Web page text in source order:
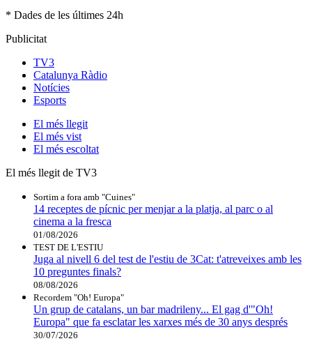
* Dades de les últimes 24h
Publicitat
TV3
Catalunya Ràdio
Notícies
Esports
El més llegit
El més vist
El més escoltat
El més llegit de TV3
Sortim a fora amb "Cuines"
14 receptes de pícnic per menjar a la platja, al parc o al
cinema a la fresca
01/08/2026
TEST DE L'ESTIU
Juga al nivell 6 del test de l'estiu de 3Cat: t'atreveixes amb les
10 preguntes finals?
08/08/2026
Recordem "Oh! Europa"
Un grup de catalans, un bar madrileny... El gag d'"Oh!
Europa" que fa esclatar les xarxes més de 30 anys després
30/07/2026